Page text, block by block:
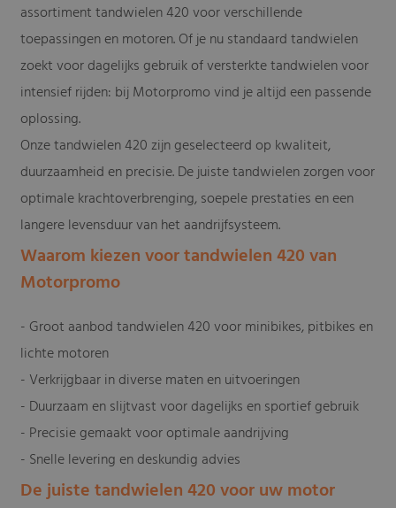
assortiment tandwielen 420 voor verschillende
toepassingen en motoren. Of je nu standaard tandwielen
zoekt voor dagelijks gebruik of versterkte tandwielen voor
intensief rijden: bij Motorpromo vind je altijd een passende
oplossing.
Onze tandwielen 420 zijn geselecteerd op kwaliteit,
duurzaamheid en precisie. De juiste tandwielen zorgen voor
optimale krachtoverbrenging, soepele prestaties en een
langere levensduur van het aandrijfsysteem.
Waarom kiezen voor tandwielen 420 van
Motorpromo
- Groot aanbod tandwielen 420 voor minibikes, pitbikes en
lichte motoren
- Verkrijgbaar in diverse maten en uitvoeringen
- Duurzaam en slijtvast voor dagelijks en sportief gebruik
- Precisie gemaakt voor optimale aandrijving
- Snelle levering en deskundig advies
De juiste tandwielen 420 voor uw motor